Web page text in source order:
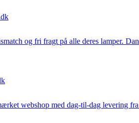
og fri fragt på alle deres lamper.
webshop med dag-til-dag levering